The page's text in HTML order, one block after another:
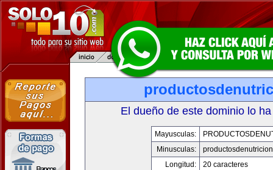
El dueño de este dominio lo
Mayusculas:
Minusculas:
Longitud:
20 caracteres